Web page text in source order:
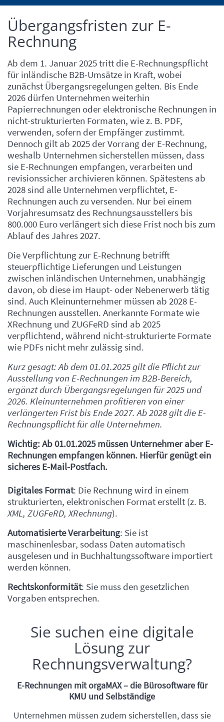
Einleitung
Übergangsfristen zur E-
Rechnung
Ab dem 1. Januar 2025 tritt die E-Rechnungspflicht
für inländische B2B-Umsätze in Kraft, wobei
zunächst Übergangsregelungen gelten. Bis Ende
2026 dürfen Unternehmen weiterhin
Papierrechnungen oder elektronische Rechnungen in
nicht-strukturierten Formaten, wie z. B. PDF,
verwenden, sofern der Empfänger zustimmt.
Dennoch gilt ab 2025 der Vorrang der E-Rechnung,
weshalb Unternehmen sicherstellen müssen, dass
sie E-Rechnungen empfangen, verarbeiten und
revisionssicher archivieren können. Spätestens ab
2028 sind alle Unternehmen verpflichtet, E-
Rechnungen auch zu versenden. Nur bei einem
Vorjahresumsatz des Rechnungsausstellers bis
800.000 Euro verlängert sich diese Frist noch bis zum
Ablauf des Jahres 2027.
Die Verpflichtung zur E-Rechnung betrifft
steuerpflichtige Lieferungen und Leistungen
zwischen inländischen Unternehmen, unabhängig
davon, ob diese im Haupt- oder Nebenerwerb tätig
sind. Auch Kleinunternehmer müssen ab 2028 E-
Rechnungen ausstellen. Anerkannte Formate wie
XRechnung und ZUGFeRD sind ab 2025
verpflichtend, während nicht-strukturierte Formate
wie PDFs nicht mehr zulässig sind.
Kurz gesagt: Ab dem 01.01.2025 gilt die Pflicht zur
Ausstellung von E-Rechnungen im B2B-Bereich,
ergänzt durch Übergangsregelungen für 2025 und
2026. Kleinunternehmen profitieren von einer
verlängerten Frist bis Ende 2027. Ab 2028 gilt die E-
Rechnungspflicht für alle Unternehmen.
Wichtig: Ab 01.01.2025 müssen Unternehmer aber E-
Rechnungen empfangen können. Hierfür genügt ein
sicheres E-Mail-Postfach.
Inhalt
Digitales Format: Die Rechnung wird in einem
strukturierten, elektronischen Format erstellt (z. B.
XML, ZUGFeRD, XRechnung).
Automatisierte Verarbeitung: Sie ist
maschinenlesbar, sodass Daten automatisch
ausgelesen und in Buchhaltungssoftware importiert
werden können.
Rechtskonformität: Sie muss den gesetzlichen
Vorgaben entsprechen.
Einleitung
Sie suchen eine digitale
Lösung zur
Rechnungsverwaltung?
E-Rechnungen mit orgaMAX – die Bürosoftware für
KMU und Selbständige
Unternehmen müssen zudem sicherstellen, dass sie